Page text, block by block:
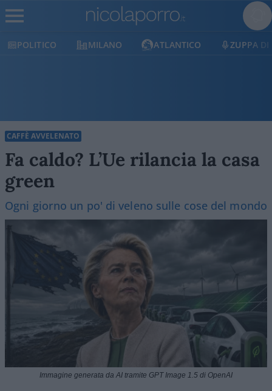
POLITICO MILANO ATLANTICO ZUPPA DI
CAFFÈ AVVELENATO
Fa caldo? L’Ue rilancia la casa
green
Ogni giorno un po' di veleno sulle cose del mondo
Immagine generata da AI tramite GPT Image 1.5 di OpenAI